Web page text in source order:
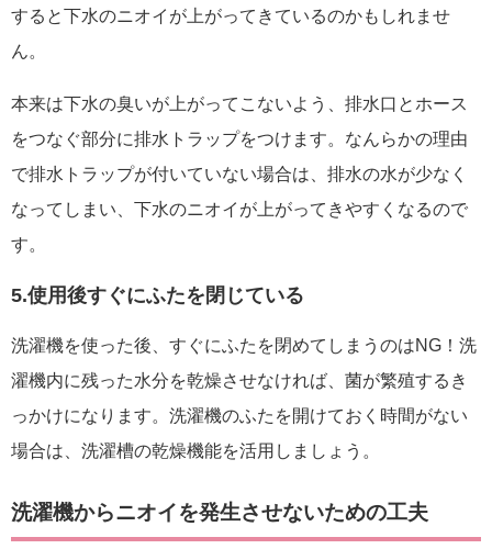
すると下水のニオイが上がってきているのかもしれませ
ん。
本来は下水の臭いが上がってこないよう、排水口とホース
をつなぐ部分に排水トラップをつけます。なんらかの理由
で排水トラップが付いていない場合は、排水の水が少なく
なってしまい、下水のニオイが上がってきやすくなるので
す。
5.使用後すぐにふたを閉じている
洗濯機を使った後、すぐにふたを閉めてしまうのはNG！洗
濯機内に残った水分を乾燥させなければ、菌が繁殖するき
っかけになります。洗濯機のふたを開けておく時間がない
場合は、洗濯槽の乾燥機能を活用しましょう。
洗濯機からニオイを発生させないための工夫